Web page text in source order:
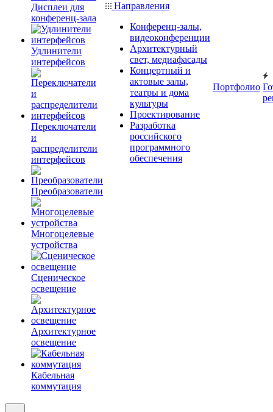
Дисплеи для
конференц-зала
Удлинители
интерфейсов
Переключатели
и
распределители
интерфейсов
Преобразователи
Многоцелевые
устройства
Сценическое
освещение
Архитектурное
освещение
Кабельная
коммутация
Направления
Конференц-залы,
видеоконференции
Архитектурный
свет, медиафасады
Концертный и
актовые залы,
театры и дома
культуры
Проектирование
Разработка
российского
программного
обеспечения
Портфолио